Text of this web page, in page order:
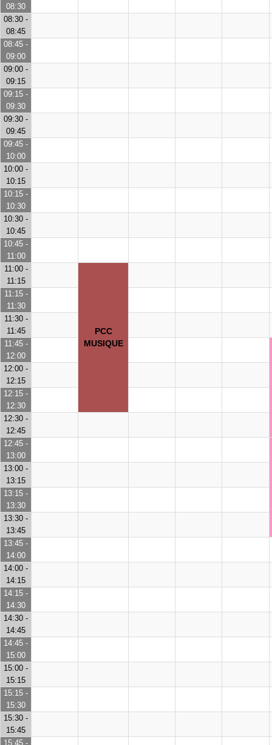
08:30
08:30 -
08:45
08:45 -
09:00
09:00 -
09:15
09:15 -
09:30
09:30 -
09:45
09:45 -
10:00
10:00 -
10:15
10:15 -
10:30
10:30 -
10:45
10:45 -
11:00
11:00 -
11:15
PCC
MUSIQUE
11:15 -
11:30
11:30 -
11:45
11:45 -
12:00
12:00 -
12:15
12:15 -
12:30
12:30 -
12:45
12:45 -
13:00
13:00 -
13:15
13:15 -
13:30
13:30 -
13:45
13:45 -
14:00
14:00 -
14:15
14:15 -
14:30
14:30 -
14:45
14:45 -
15:00
15:00 -
15:15
15:15 -
15:30
15:30 -
15:45
15:45 -